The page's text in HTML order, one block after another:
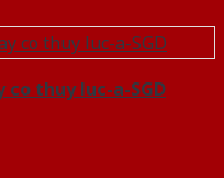
co thuy luc-a-SGD